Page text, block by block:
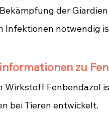
der
Infektionen notwendig
zu
Wirkstoff Fenbendazol
bei Tieren entwickelt.